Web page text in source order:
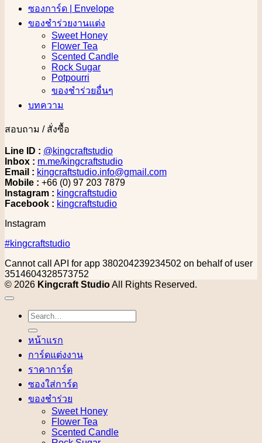
ซองการ์ด | Envelope
ของชำร่วยงานแต่ง
Sweet Honey
Flower Tea
Scented Candle
Rock Sugar
Potpourri
ของชำร่วยอื่นๆ
บทความ
สอบถาม / สั่งซื้อ
Line ID : @kingcraftstudio
Inbox : m.me/kingcraftstudio
Email : kingcraftstudio.info@gmail.com
Mobile : +66 (0) 97 203 7879
Instagram : kingcraftstudio
Facebook : kingcraftstudio
Instagram
#kingcraftstudio
Cannot call API for app 380204239234502 on behalf of user
3514604328573752
© 2026 Kingcraft StudioAll Rights Reserved.
Search
for:
หน้าแรก
การ์ดแต่งงาน
ราคาการ์ด
ซองใส่การ์ด
ของชำร่วย
Sweet Honey
Flower Tea
Scented Candle